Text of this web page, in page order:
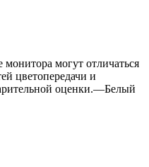
могут отличаться
цветопередачи и
оценки.—Белый